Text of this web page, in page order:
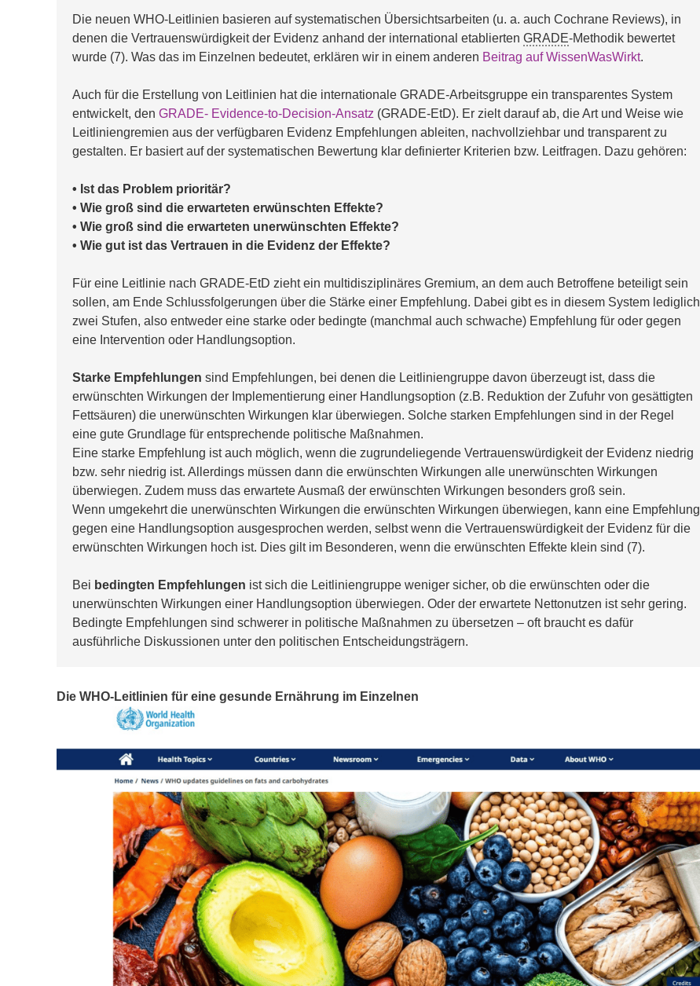
Die neuen WHO-Leitlinien basieren auf systematischen Übersichtsarbeiten (u. a. auch Cochrane Reviews), in
denen die Vertrauenswürdigkeit der Evidenz anhand der international etablierten GRADE-Methodik bewertet
wurde (7). Was das im Einzelnen bedeutet, erklären wir in einem anderen Beitrag auf WissenWasWirkt.
Auch für die Erstellung von Leitlinien hat die internationale GRADE-Arbeitsgruppe ein transparentes System
entwickelt, den GRADE- Evidence-to-Decision-Ansatz (GRADE-EtD). Er zielt darauf ab, die Art und Weise wie
Leitliniengremien aus der verfügbaren Evidenz Empfehlungen ableiten, nachvollziehbar und transparent zu
gestalten. Er basiert auf der systematischen Bewertung klar definierter Kriterien bzw. Leitfragen. Dazu gehören:
• Ist das Problem prioritär?
• Wie groß sind die erwarteten erwünschten Effekte?
• Wie groß sind die erwarteten unerwünschten Effekte?
• Wie gut ist das Vertrauen in die Evidenz der Effekte?
Für eine Leitlinie nach GRADE-EtD zieht ein multidisziplinäres Gremium, an dem auch Betroffene beteiligt sein
sollen, am Ende Schlussfolgerungen über die Stärke einer Empfehlung. Dabei gibt es in diesem System lediglich
zwei Stufen, also entweder eine starke oder bedingte (manchmal auch schwache) Empfehlung für oder gegen
eine Intervention oder Handlungsoption.
Starke Empfehlungen sind Empfehlungen, bei denen die Leitliniengruppe davon überzeugt ist, dass die
erwünschten Wirkungen der Implementierung einer Handlungsoption (z.B. Reduktion der Zufuhr von gesättigten
Fettsäuren) die unerwünschten Wirkungen klar überwiegen. Solche starken Empfehlungen sind in der Regel
eine gute Grundlage für entsprechende politische Maßnahmen.
Eine starke Empfehlung ist auch möglich, wenn die zugrundeliegende Vertrauenswürdigkeit der Evidenz niedrig
bzw. sehr niedrig ist. Allerdings müssen dann die erwünschten Wirkungen alle unerwünschten Wirkungen
überwiegen. Zudem muss das erwartete Ausmaß der erwünschten Wirkungen besonders groß sein.
Wenn umgekehrt die unerwünschten Wirkungen die erwünschten Wirkungen überwiegen, kann eine Empfehlung
gegen eine Handlungsoption ausgesprochen werden, selbst wenn die Vertrauenswürdigkeit der Evidenz für die
erwünschten Wirkungen hoch ist. Dies gilt im Besonderen, wenn die erwünschten Effekte klein sind (7).
Bei bedingten Empfehlungen ist sich die Leitliniengruppe weniger sicher, ob die erwünschten oder die
unerwünschten Wirkungen einer Handlungsoption überwiegen. Oder der erwartete Nettonutzen ist sehr gering.
Bedingte Empfehlungen sind schwerer in politische Maßnahmen zu übersetzen – oft braucht es dafür
ausführliche Diskussionen unter den politischen Entscheidungsträgern.
Die WHO-Leitlinien für eine gesunde Ernährung im Einzelnen